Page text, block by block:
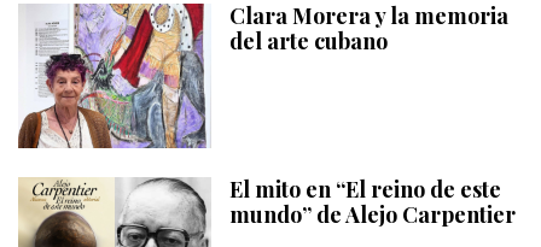
Clara Morera y la memoria
del arte cubano
El mito en “El reino de este
mundo” de Alejo Carpentier